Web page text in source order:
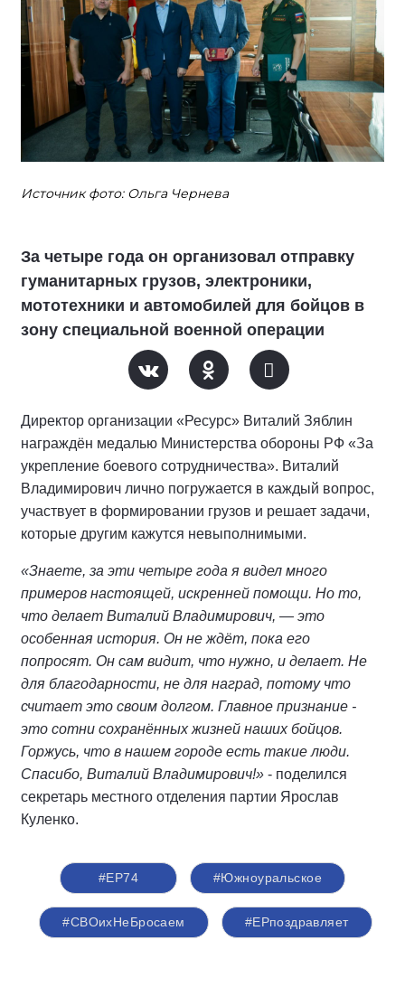
Источник фото: Ольга Чернева
За четыре года он организовал отправку
гуманитарных грузов, электроники,
мототехники и автомобилей для бойцов в
зону специальной военной операции
Директор организации «Ресурс» Виталий Зяблин
награждён медалью Министерства обороны РФ «За
укрепление боевого сотрудничества». Виталий
Владимирович лично погружается в каждый вопрос,
участвует в формировании грузов и решает задачи,
которые другим кажутся невыполнимыми.
«Знаете, за эти четыре года я видел много
примеров настоящей, искренней помощи. Но то,
что делает Виталий Владимирович, — это
особенная история. Он не ждёт, пока его
попросят. Он сам видит, что нужно, и делает. Не
для благодарности, не для наград, потому что
считает это своим долгом. Главное признание -
это сотни сохранённых жизней наших бойцов.
Горжусь, что в нашем городе есть такие люди.
Спасибо, Виталий Владимирович!» - поделился
секретарь местного отделения партии Ярослав
Куленко.
#ЕР74 #Южноуральское
#СВОихНеБросаем #ЕРпоздравляет